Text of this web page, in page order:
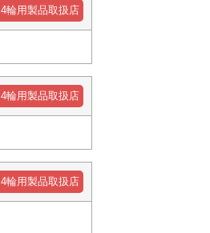
4輪用製品取扱店
4輪用製品取扱店
4輪用製品取扱店